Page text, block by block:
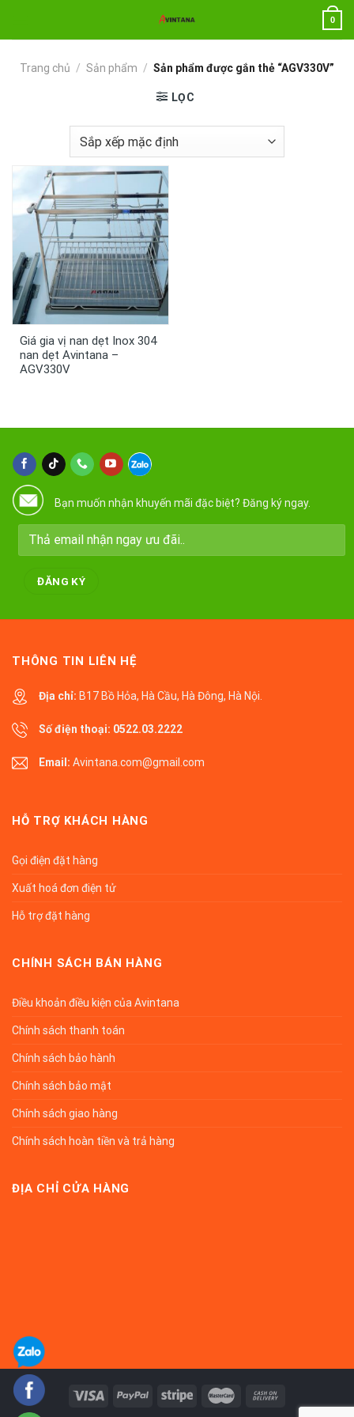
nội
0
Trang chủ / Sản phẩm / Sản phẩm được gắn thẻ “AGV330V”
LỌC
Giá gia vị nan dẹt Inox 304
nan dẹt Avintana –
AGV330V
Bạn muốn nhận khuyến mãi đặc biệt? Đăng ký ngay.
THÔNG TIN LIÊN HỆ
Địa chỉ: B17 Bồ Hỏa, Hà Cầu, Hà Đông, Hà Nội.
Số điện thoại: 0522.03.2222
Email: Avintana.com@gmail.com
HỖ TRỢ KHÁCH HÀNG
Gọi điện đặt hàng
Xuất hoá đơn điện tử
Hỗ trợ đặt hàng
CHÍNH SÁCH BÁN HÀNG
Điều khoản điều kiện của Avintana
Chính sách thanh toán
Chính sách bảo hành
Chính sách bảo mật
Chính sách giao hàng
Chính sách hoàn tiền và trả hàng
ĐỊA CHỈ CỬA HÀNG